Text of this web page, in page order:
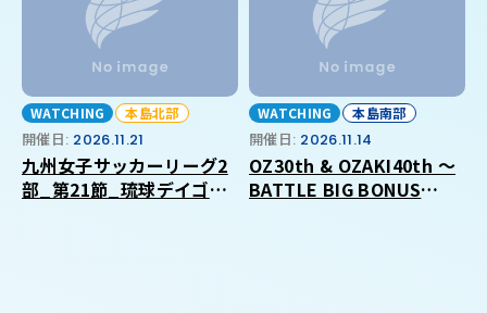
WATCHING 本島北部
開催日: 2026.11.21
九州女子サッカーリーグ2
部_第21節_琉球デイゴス
WATCHING 本島南部
開催日: 2026.11.14
OZ30th & OZAKI40th ～
BATTLE BIG BONUS